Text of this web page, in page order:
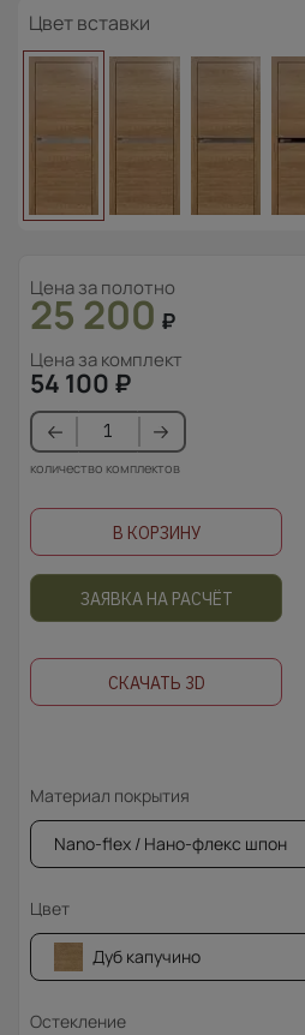
Цвет вставки
Цена за полотно
25 200 ₽
Цена за комплект
54 100 ₽
количество комплектов
В КОРЗИНУ
ЗАЯВКА НА РАСЧЁТ
СКАЧАТЬ 3D
Материал покрытия
Nano-flex / Нано-флекс шпон
Цвет
Дуб капучино
Остекление